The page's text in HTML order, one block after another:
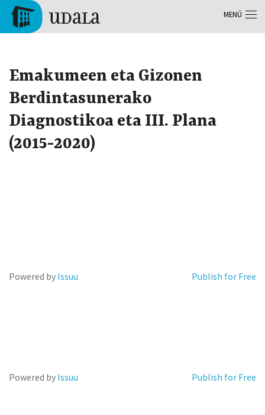
Pasar al contenido principal
Emakumeen eta Gizonen
Berdintasunerako
Diagnostikoa eta III. Plana
(2015-2020)
Powered by Issuu Publish for Free
Powered by Issuu Publish for Free
MENÚ